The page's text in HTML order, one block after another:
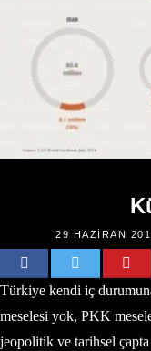
29 HAZIRAN
Türkiye kendi iç
meselesi yok, PKK
jeopolitik ve tarihsel